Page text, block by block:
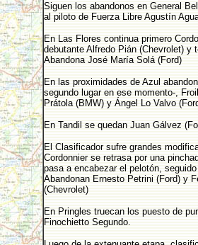
Siguen los abandonos en General
al piloto de Fuerza Libre Agustín
En Las Flores continua primero
debutante Alfredo Pián (Chevrolet) y
Abandona José María Solá (Ford)
En las proximidades de Azul
segundo lugar en ese momento-,
Prátola (BMW) y Ángel Lo Valvo
En Tandil se quedan Juan Gálvez
El Clasificador sufre grandes
Cordonnier se retrasa por una
pasa a encabezar el pelotón,
Abandonan Ernesto Petrini (Ford) y
(Chevrolet)
En Pringles truecan los puesto de
Finochietto Segundo.